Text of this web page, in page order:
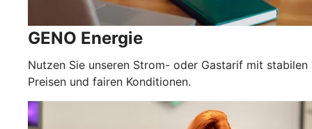
GENO Energie
Nutzen Sie unseren Strom- oder Gastarif mit stabilen
Preisen und fairen Konditionen.